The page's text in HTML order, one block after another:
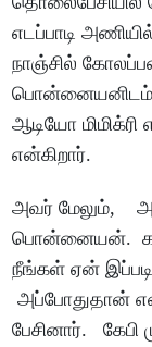
எடப்பாடி
நாஞ்சில்
பொன்னையனிடம்
ஆடியோ
என்கிறார்.
அவர் மேலும்,
பொன்னையன்.
நீங்கள் ஏன்
அப்போதுதான்
பேசினார். கேபி